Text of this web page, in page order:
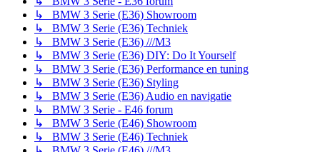
↳ BMW 3 Serie (E36) Showroom
↳ BMW 3 Serie (E36) Techniek
↳ BMW 3 Serie (E36) ///M3
↳ BMW 3 Serie (E36) DIY: Do It Yourself
↳ BMW 3 Serie (E36) Performance en tuning
↳ BMW 3 Serie (E36) Styling
↳ BMW 3 Serie (E36) Audio en navigatie
↳ BMW 3 Serie - E46 forum
↳ BMW 3 Serie (E46) Showroom
↳ BMW 3 Serie (E46) Techniek